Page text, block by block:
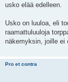
usko elää edelleen.
Usko on luuloa, eli
raamattuluuloja
näkemyksin, joille ei
Pro et contra